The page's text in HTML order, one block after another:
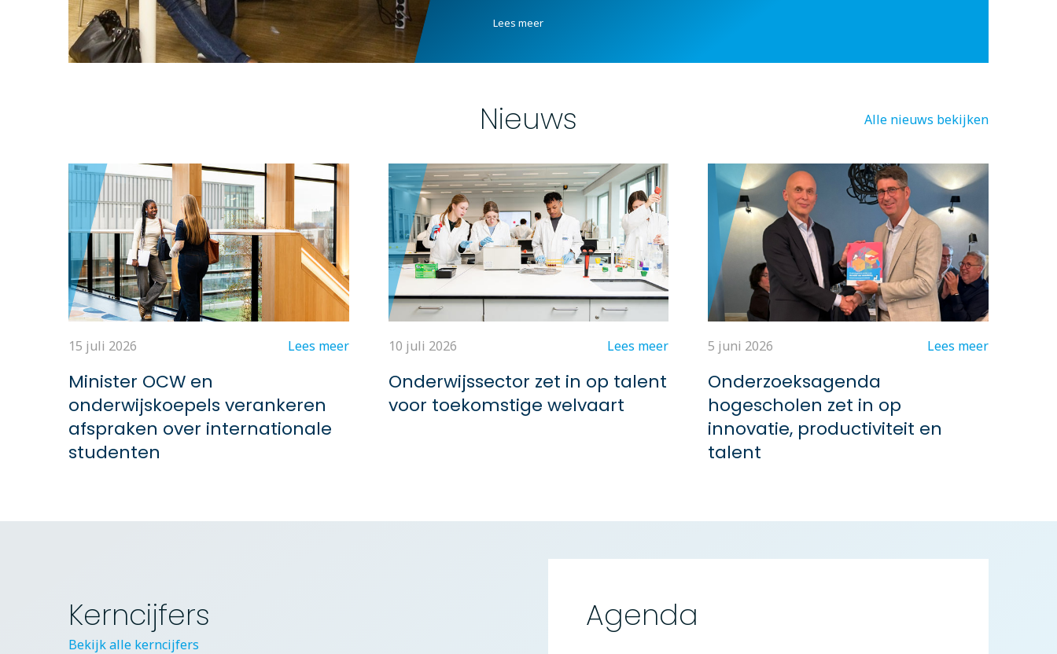
Lees meer
Nieuws Alle nieuws bekijken
15 juli 2026 Lees meer
Minister OCW en
onderwijskoepels verankeren
afspraken over internationale
studenten
10 juli 2026 Lees meer
Onderwijssector zet in op talent
voor toekomstige welvaart
5 juni 2026 Lees meer
Onderzoeksagenda
hogescholen zet in op
innovatie, productiviteit en
talent
Kerncijfers
Bekijk alle kerncijfers
Agenda